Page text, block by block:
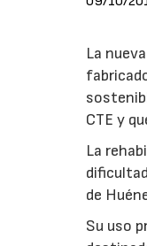
La
CTE y
La
de
Su uso